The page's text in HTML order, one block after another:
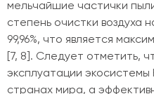
мельчайшие частички
степень очистки воздуха
99,96%, что является
[7, 8]. Следует отметить,
эксплуатации экосистемы
странах мира, а